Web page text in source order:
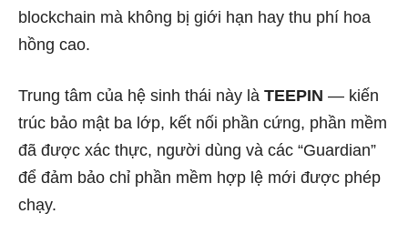
blockchain mà không bị giới hạn hay thu phí hoa
hồng cao.
Trung tâm của hệ sinh thái này là TEEPIN — kiến
trúc bảo mật ba lớp, kết nối phần cứng, phần mềm
đã được xác thực, người dùng và các “Guardian”
để đảm bảo chỉ phần mềm hợp lệ mới được phép
chạy.